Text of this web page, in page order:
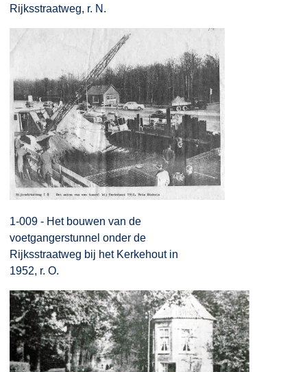
Rijksstraatweg, r. N.
1-009 - Het bouwen van de
voetgangerstunnel onder de
Rijksstraatweg bij het Kerkehout in
1952, r. O.